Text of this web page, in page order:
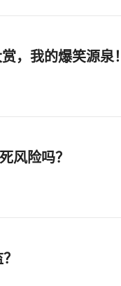
，我的爆笑源泉！
风险吗？